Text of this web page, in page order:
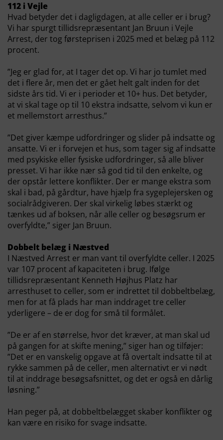
112 i Vejle
Hvad betyder det i dagligdagen, at alle celler er i brug?
Vi har spurgt tillidsrepræsentant Jan Bruun i Vejle
Arrest, der tog førsteprisen i 2025 med et belæg på 112
procent.
”Jeg er glad for, at I tager det op. Vi har jo tumlet med
det i flere år, men det er gået helt galt inden for det
sidste års tid. Vi er i perioder et 10+ hus. Det betyder,
at vi skal tage op til 10 ekstra indsatte, selvom vi kun er
et mellemstort arresthus.”
”Det giver kæmpe udfordringer og slider på indsatte og
ansatte. Vi er i forvejen et hus, som tager sig af indsatte
med psykiske eller fysiske udfordringer, så alle bliver
presset. Vi har ikke nær så god tid til den enkelte, og
der opstår lettere konflikter. Der er mange ekstra som
skal i bad, på gårdtur, have hjælp fra sygeplejersken og
socialrådgiveren. Der skal virkelig løbes stærkt og
tænkes ud af boksen, når alle celler og besøgsrum er
overfyldte,” siger Jan Bruun.
Dobbelt belæg i Næstved
I Næstved Arrest er man vant til overfyldte celler. I 2025
var 107 procent af kapaciteten i brug. Ifølge
tillidsrepræsentant Kenneth Højhus Platz har
arresthuset to celler, som er indrettet til dobbeltbelæg,
men for at få plads har man inddraget tre celler
yderligere – de er dog for små til formålet.
”De er af en størrelse, hvor det kræver, at man skal ud
på gangen for at skifte mening,” siger han og tilføjer:
”Det er en vanskelig opgave at få overtalt indsatte til at
rykke sammen på de celler, men alternativt er vi nødt
til at inddrage besøgsafsnittet, og det er også en dårlig
løsning.”
Han peger på, at dobbeltbelægget skaber konflikter og
kan være en risiko for svage indsatte.